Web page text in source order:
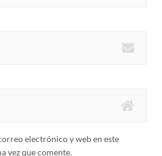
electrónico y web en este
vez que comente.